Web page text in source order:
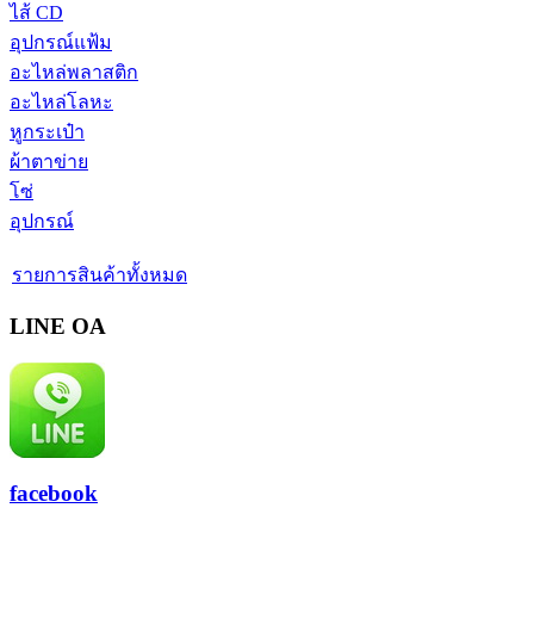
ไส้ CD
อุปกรณ์แฟ้ม
อะไหล่พลาสติก
อะไหล่โลหะ
หูกระเป๋า
ผ้าตาข่าย
โซ่
อุปกรณ์
รายการสินค้าทั้งหมด
LINE OA
facebook